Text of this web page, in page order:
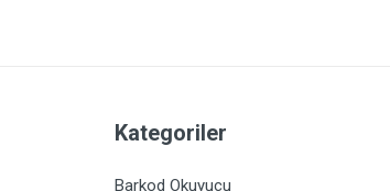
Kategoriler
Barkod Okuyucu